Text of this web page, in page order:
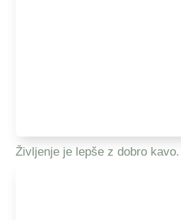
Življenje je lepše z dobro kavo.